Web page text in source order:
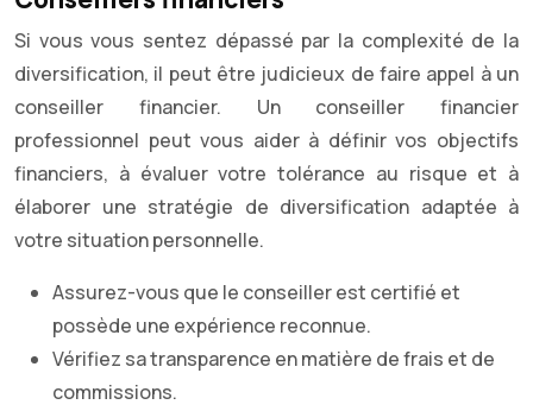
Si vous vous sentez dépassé par la complexité de la
diversification, il peut être judicieux de faire appel à un
conseiller financier. Un conseiller financier
professionnel peut vous aider à définir vos objectifs
financiers, à évaluer votre tolérance au risque et à
élaborer une stratégie de diversification adaptée à
votre situation personnelle.
Assurez-vous que le conseiller est certifié et
possède une expérience reconnue.
Vérifiez sa transparence en matière de frais et de
commissions.